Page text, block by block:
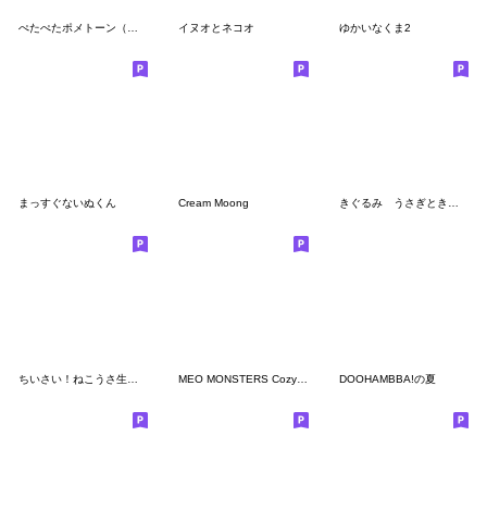
イヌオとネコオ ゆかいなくま2
まっすぐないぬくん Cream Moong きぐるみ うさぎときどきにんじん
DOOHAMBBA!の夏